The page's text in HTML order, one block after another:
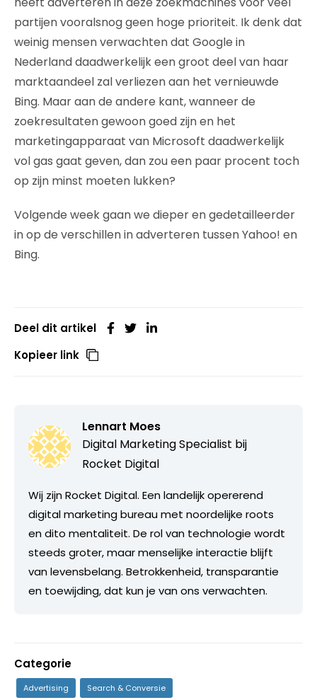
partijen vooralsnog geen hoge prioriteit. Ik denk dat
weinig mensen verwachten dat Google in
Nederland daadwerkelijk een groot deel van haar
marktaandeel zal verliezen aan het vernieuwde
Bing. Maar aan de andere kant, wanneer de
zoekresultaten gewoon goed zijn en het
marketingapparaat van Microsoft daadwerkelijk
vol gas gaat geven, dan zou een paar procent toch
op zijn minst moeten lukken?
Volgende week gaan we dieper en gedetailleerder
in op de verschillen in adverteren tussen Yahoo! en
Bing.
Deel dit artikel
Kopieer link
Lennart Moes
Digital Marketing Specialist bij
Rocket Digital
Wij zijn Rocket Digital. Een landelijk opererend
digital marketing bureau met noordelijke roots
en dito mentaliteit. De rol van technologie wordt
steeds groter, maar menselijke interactie blijft
van levensbelang. Betrokkenheid, transparantie
en toewijding, dat kun je van ons verwachten.
Categorie
Advertising Search & Conversie